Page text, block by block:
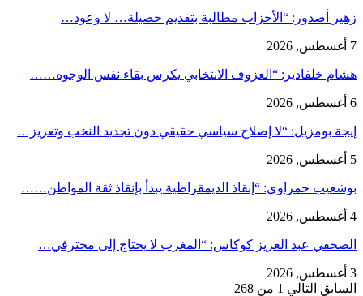
زهير أصدور: “الأحزاب مطالبة بتقديم حصيلة… لا وعود…
7 أغسطس, 2026
هشام خلفادير: “العزوف الانتخابي يكرس بقاء نفس الوجوه……
6 أغسطس, 2026
إيجة بومزيل: “لا إصلاح سياسي حقيقي دون تجديد النخب وتعزيز…
5 أغسطس, 2026
بوشعيب حمراوي: “إنقاذ الديمقراطية يبدأ بإنقاذ ثقة المواطن……
4 أغسطس, 2026
الصحفي عبد العزيز كوكاس: “المغرب لا يحتاج إلى محترفي…
3 أغسطس, 2026
السابق التالي 1 من 268